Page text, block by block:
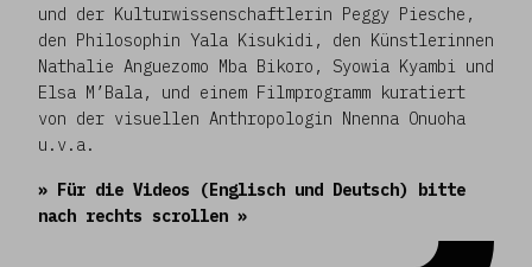
und der Kulturwissenschaftlerin Peggy Piesche,
den Philosophin Yala Kisukidi, den Künstlerinnen
Nathalie Anguezomo Mba Bikoro, Syowia Kyambi und
Elsa M’Bala, und einem Filmprogramm kuratiert
von der visuellen Anthropologin Nnenna Onuoha
u.v.a.
» Für die Videos (Englisch und Deutsch) bitte
nach rechts scrollen »